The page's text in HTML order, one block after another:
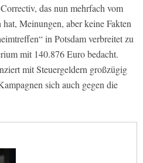
das nun mehrfach vom
Meinungen, aber keine Fakten
in Potsdam verbreitet zu
mit 140.876 Euro bedacht.
mit Steuergeldern großzügig
sich auch gegen die